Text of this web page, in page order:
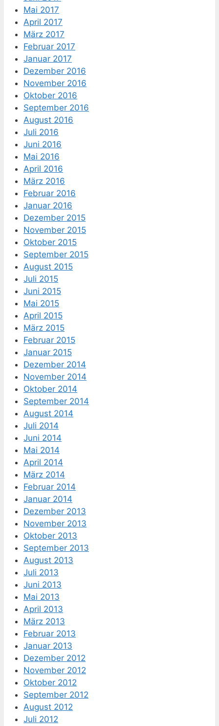
Mai 2017
April 2017
März 2017
Februar 2017
Januar 2017
Dezember 2016
November 2016
Oktober 2016
September 2016
August 2016
Juli 2016
Juni 2016
Mai 2016
April 2016
März 2016
Februar 2016
Januar 2016
Dezember 2015
November 2015
Oktober 2015
September 2015
August 2015
Juli 2015
Juni 2015
Mai 2015
April 2015
März 2015
Februar 2015
Januar 2015
Dezember 2014
November 2014
Oktober 2014
September 2014
August 2014
Juli 2014
Juni 2014
Mai 2014
April 2014
März 2014
Februar 2014
Januar 2014
Dezember 2013
November 2013
Oktober 2013
September 2013
August 2013
Juli 2013
Juni 2013
Mai 2013
April 2013
März 2013
Februar 2013
Januar 2013
Dezember 2012
November 2012
Oktober 2012
September 2012
August 2012
Juli 2012